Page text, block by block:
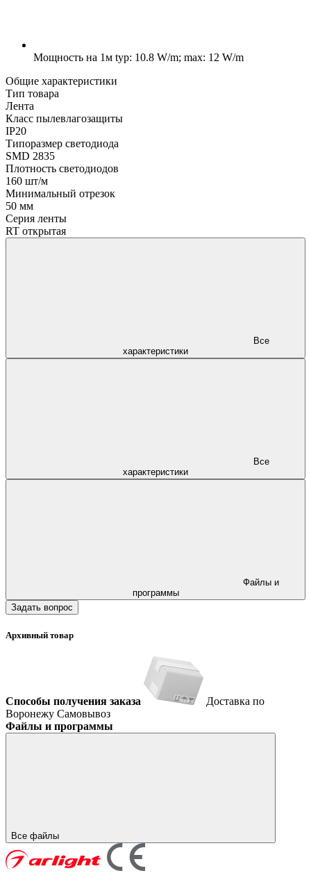
Мощность на 1м typ: 10.8 W/m; max: 12 W/m
Общие характеристики
Тип товара
Лента
Класс пылевлагозащиты
IP20
Типоразмер светодиода
SMD 2835
Плотность светодиодов
160 шт/м
Минимальный отрезок
50 мм
Серия ленты
RT открытая
характеристики
характеристики
программы
Задать вопрос
Архивный товар
Способы получения заказа
Доставка по
Воронежу Самовывоз
Файлы и программы
Все файлы